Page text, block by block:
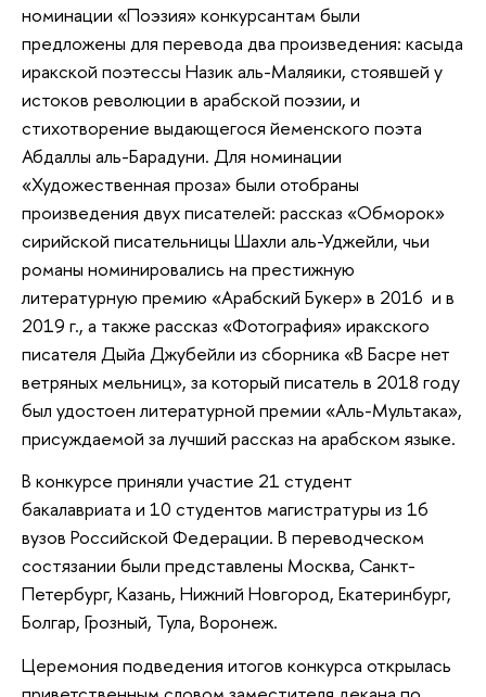
номинации «Поэзия» конкурсантам были
предложены для перевода два произведения: касыда
иракской поэтессы Назик аль-Маляики, стоявшей у
истоков революции в арабской поэзии, и
стихотворение выдающегося йеменского поэта
Абдаллы аль-Барадуни. Для номинации
«Художественная проза» были отобраны
произведения двух писателей: рассказ «Обморок»
сирийской писательницы Шахли аль-Уджейли, чьи
романы номинировались на престижную
литературную премию «Арабский Букер» в 2016 и в
2019 г., а также рассказ «Фотография» иракского
писателя Дыйа Джубейли из сборника «В Басре нет
ветряных мельниц», за который писатель в 2018 году
был удостоен литературной премии «Аль-Мультака»,
присуждаемой за лучший рассказ на арабском языке.
В конкурсе приняли участие 21 студент
бакалавриата и 10 студентов магистратуры из 16
вузов Российской Федерации. В переводческом
состязании были представлены Москва, Санкт-
Петербург, Казань, Нижний Новгород, Екатеринбург,
Болгар, Грозный, Тула, Воронеж.
Церемония подведения итогов конкурса открылась